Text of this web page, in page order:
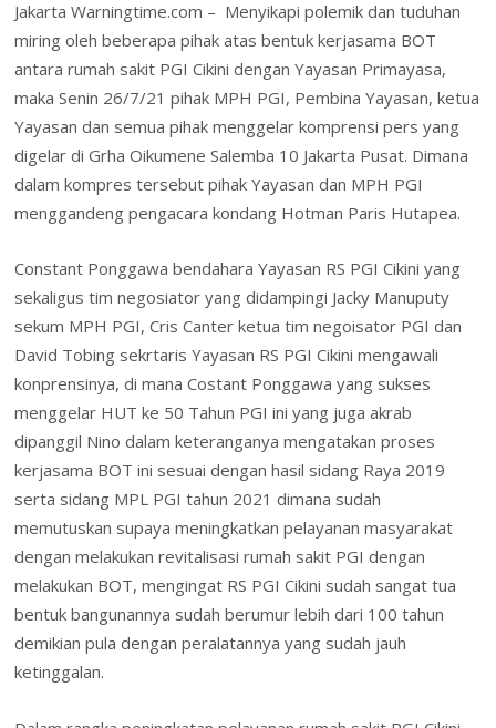
o
o
k
dI
n
st A
p
p
o
ai
l
l ri
e
n
dl
y
e
Jakarta Warningtime.com – Menyikapi polemik dan tuduhan
miring oleh beberapa pihak atas bentuk kerjasama BOT
antara rumah sakit PGI Cikini dengan Yayasan Primayasa,
maka Senin 26/7/21 pihak MPH PGI, Pembina Yayasan, ketua
Yayasan dan semua pihak menggelar komprensi pers yang
digelar di Grha Oikumene Salemba 10 Jakarta Pusat. Dimana
dalam kompres tersebut pihak Yayasan dan MPH PGI
menggandeng pengacara kondang Hotman Paris Hutapea.
Constant Ponggawa bendahara Yayasan RS PGI Cikini yang
sekaligus tim negosiator yang didampingi Jacky Manuputy
sekum MPH PGI, Cris Canter ketua tim negoisator PGI dan
David Tobing sekrtaris Yayasan RS PGI Cikini mengawali
konprensinya, di mana Costant Ponggawa yang sukses
menggelar HUT ke 50 Tahun PGI ini yang juga akrab
dipanggil Nino dalam keteranganya mengatakan proses
kerjasama BOT ini sesuai dengan hasil sidang Raya 2019
serta sidang MPL PGI tahun 2021 dimana sudah
memutuskan supaya meningkatkan pelayanan masyarakat
dengan melakukan revitalisasi rumah sakit PGI dengan
melakukan BOT, mengingat RS PGI Cikini sudah sangat tua
bentuk bangunannya sudah berumur lebih dari 100 tahun
demikian pula dengan peralatannya yang sudah jauh
ketinggalan.